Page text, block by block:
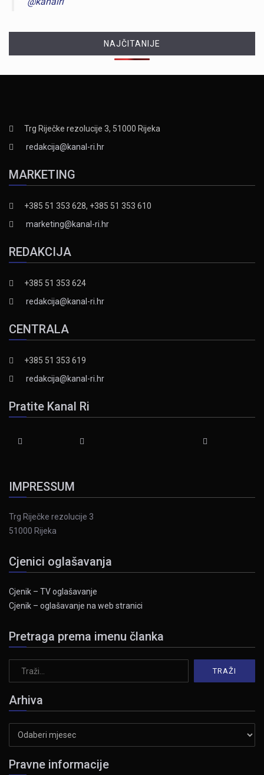
NAJČITANIJE
Trg Riječke rezolucije 3, 51000 Rijeka
redakcija@kanal-ri.hr
MARKETING
+385 51 353 628, +385 51 353 610
marketing@kanal-ri.hr
REDAKCIJA
+385 51 353 624
redakcija@kanal-ri.hr
CENTRALA
+385 51 353 619
redakcija@kanal-ri.hr
Pratite Kanal Ri
IMPRESSUM
Trg Riječke rezolucije 3
51000 Rijeka
Cjenici oglašavanja
Cjenik – TV oglašavanje
Cjenik – oglašavanje na web stranici
Pretraga prema imenu članka
Arhiva
Pravne informacije